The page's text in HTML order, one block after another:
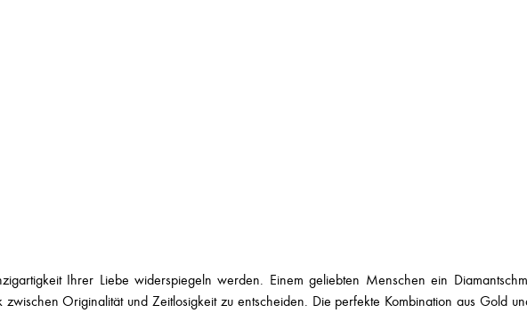
Ihrer Liebe widerspiegeln werden. Einem geliebten Menschen ein
Originalität und Zeitlosigkeit zu entscheiden. Die perfekte Kombination aus Gold